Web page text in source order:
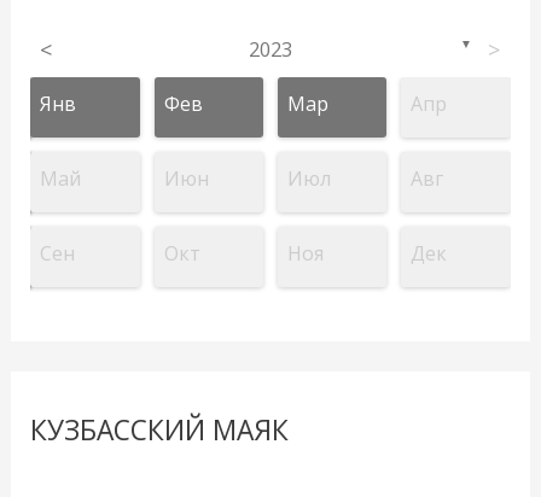
< 2023 ▼ >
Янв Фев Мар Апр
Май Июн Июл Авг
Сен Окт Ноя Дек
КУЗБАССКИЙ МАЯК